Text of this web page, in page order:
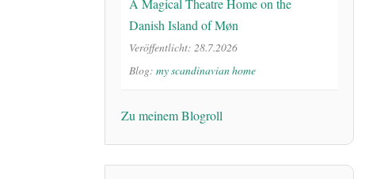
A Magical Theatre Home on the
Danish Island of Møn
Veröffentlicht: 28.7.2026
Blog: my scandinavian home
Zu meinem Blogroll